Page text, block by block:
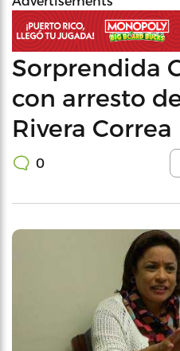
Sorprendida
con arresto
Rivera Correa
0